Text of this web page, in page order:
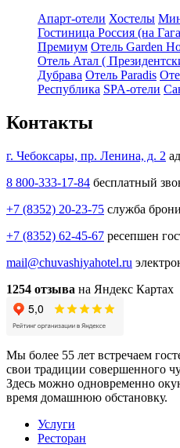
Апарт-отели Хостелы
Гостиница Россия (на
Премиум Отель Garden
Отель Атал (
Дубрава Отель Paradis
Республика SPA-отели
Контакты
г. Чебоксары, пр. Ленина, д. 2
8 800-333-17-84 бесплатный
+7 (8352) 20-23-75 служба
+7 (8352) 62-45-67 ресепшен
mail@chuvashiyahotel.ru
1254 отзыва на Яндекс Картах
Мы более 55 лет встречаем
свои традиции совершенного
Здесь можно одновременно
время домашнюю обстановку.
Услуги
Ресторан